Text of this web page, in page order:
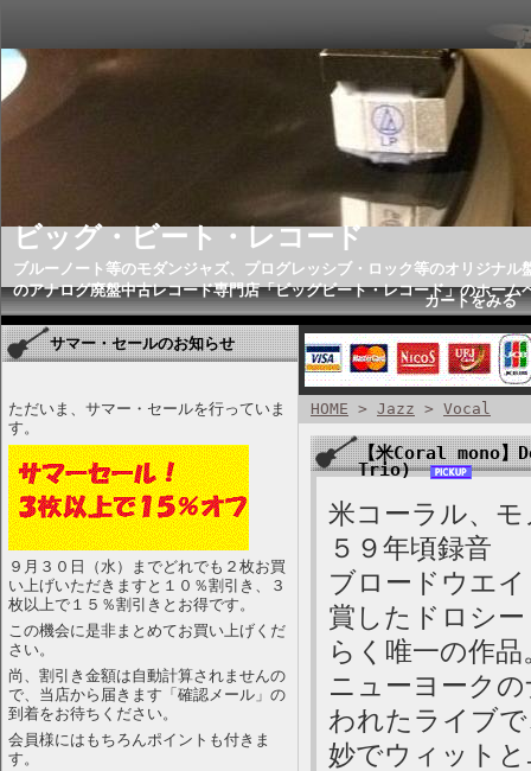
ビッグ・ビート・レコード
ブルーノート等のモダンジャズ、プログレッシブ・ロック等のオリジナル
のアナログ廃盤中古レコード専門店「ビッグビート・レコード」のホーム
カートをみる
サマー・セールのお知らせ
ただいま、サマー・セールを行っていま
す。
９月３０日（水）までどれでも２枚お買
い上げいただきますと１０％割引き、３
枚以上で１５％割引きとお得です。
この機会に是非まとめてお買い上げくだ
さい。
尚、割引き金額は自動計算されませんの
で、当店から届きます「確認メール」の
到着をお待ちください。
会員様にはもちろんポイントも付きま
す。
HOME > Jazz > Vocal
【米Coral mono
Trio)
米コーラル、
５９年頃録音
ブロードウエ
賞したドロシ
らく唯一の作品
ニューヨーク
われたライブ
妙でウィット